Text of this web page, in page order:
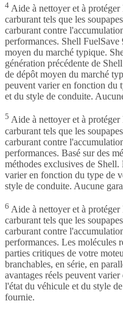
4 Aide à nettoyer et à protéger
carburant tels que les
carburant contre
performances. Shell
moyen du marché typique.
génération précédente de
de dépôt moyen du marché
peuvent varier en fonction du
et du style de conduite.
5 Aide à nettoyer et à protéger
carburant tels que les
carburant contre
performances. Basé sur des
méthodes exclusives de Shell.
varier en fonction du type de
style de conduite. Aucune
6 Aide à nettoyer et à protéger
carburant tels que les
carburant contre
performances. Les molécules
parties critiques de votre
branchables, en série, en
avantages réels peuvent
l'état du véhicule et du style
fournie.